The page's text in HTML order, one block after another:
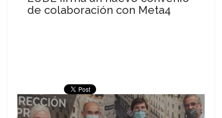
de colaboración con Meta4